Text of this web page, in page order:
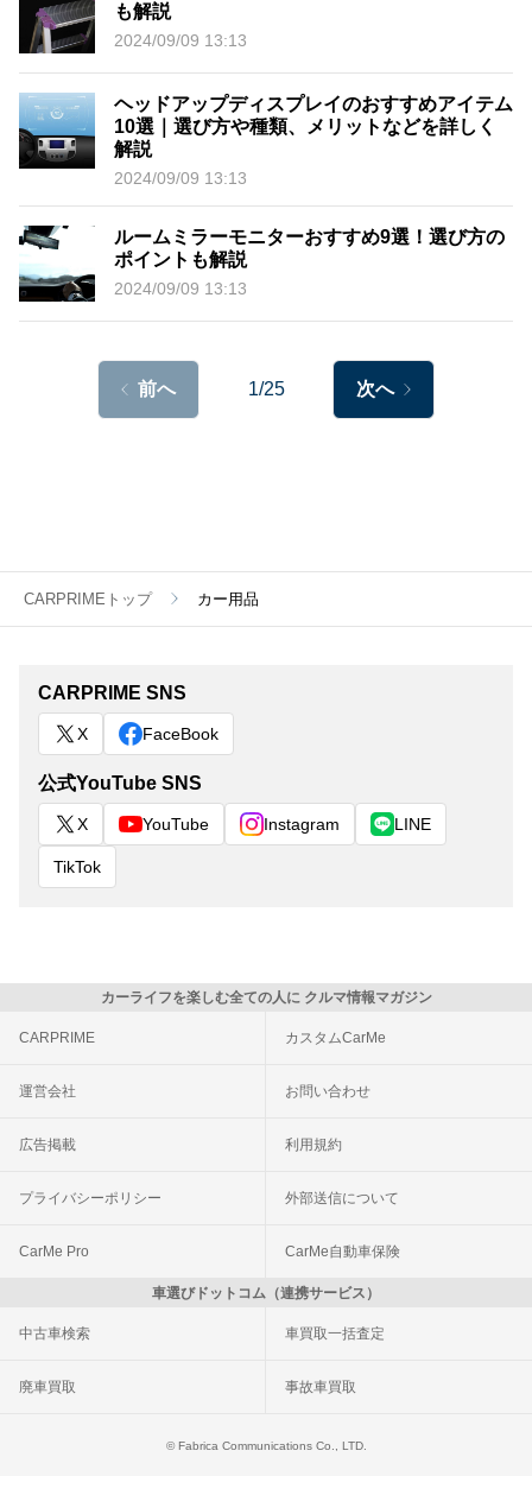
も解説
2024/09/09 13:13
ヘッドアップディスプレイのおすすめアイテム
10選｜選び方や種類、メリットなどを詳しく
解説
2024/09/09 13:13
ルームミラーモニターおすすめ9選！選び方の
ポイントも解説
2024/09/09 13:13
前へ 1/25 次へ
CARPRIMEトップ カー用品
CARPRIME SNS
X FaceBook
公式YouTube SNS
X YouTube Instagram LINE
TikTok
カーライフを楽しむ全ての人に クルマ情報マガジン
CARPRIME カスタムCarMe
運営会社 お問い合わせ
広告掲載 利用規約
プライバシーポリシー 外部送信について
CarMe Pro CarMe自動車保険
車選びドットコム（連携サービス）
中古車検索 車買取一括査定
廃車買取 事故車買取
© Fabrica Communications Co., LTD.